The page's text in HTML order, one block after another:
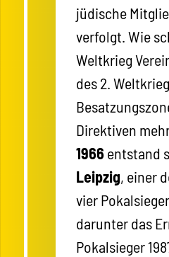
jüdische
verfolgt. Wie
Weltkrieg
des 2.
Direktiven
1966entstand
Leipzig, einer
vier
darunter das
Pokalsieger